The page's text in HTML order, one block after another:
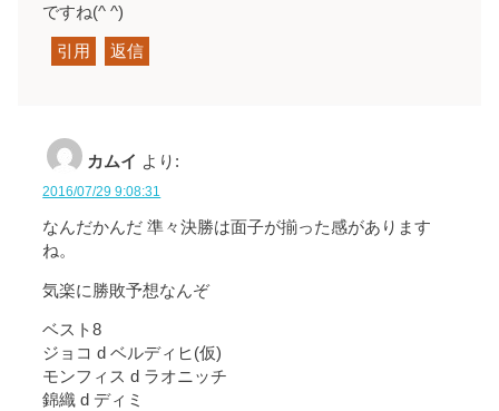
ですね(^ ^)
引用 返信
カムイ より:
2016/07/29 9:08:31
なんだかんだ 準々決勝は面子が揃った感があります
ね。
気楽に勝敗予想なんぞ
ベスト8
ジョコ d ベルディヒ(仮)
モンフィス d ラオニッチ
錦織 d ディミ